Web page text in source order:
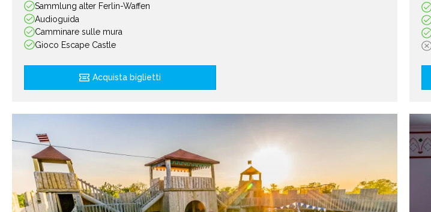
Sammlung alter Ferlin-Waffen
Audioguida
Camminare sulle mura
Gioco Escape Castle
Acquista biglietti